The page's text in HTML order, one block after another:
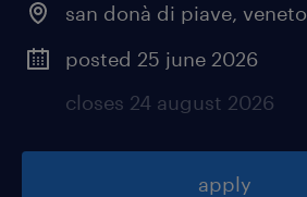
san donà di piave, veneto
posted 25 june 2026
closes 24 august 2026
apply